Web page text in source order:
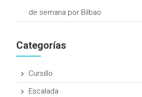
de semana por Bilbao
Categorías
Cursillo
Escalada